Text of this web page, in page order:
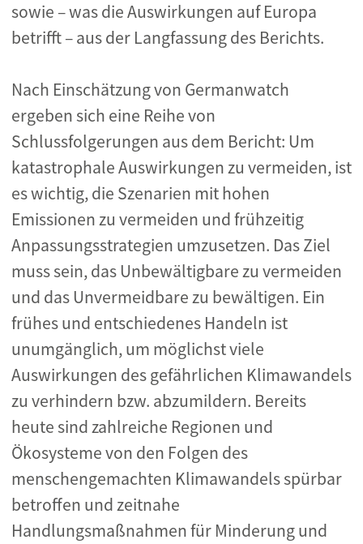
sowie – was die Auswirkungen auf Europa
betrifft – aus der Langfassung des Berichts.
Nach Einschätzung von Germanwatch
ergeben sich eine Reihe von
Schlussfolgerungen aus dem Bericht: Um
katastrophale Auswirkungen zu vermeiden, ist
es wichtig, die Szenarien mit hohen
Emissionen zu vermeiden und frühzeitig
Anpassungsstrategien umzusetzen. Das Ziel
muss sein, das Unbewältigbare zu vermeiden
und das Unvermeidbare zu bewältigen. Ein
frühes und entschiedenes Handeln ist
unumgänglich, um möglichst viele
Auswirkungen des gefährlichen Klimawandels
zu verhindern bzw. abzumildern. Bereits
heute sind zahlreiche Regionen und
Ökosysteme von den Folgen des
menschengemachten Klimawandels spürbar
betroffen und zeitnahe
Handlungsmaßnahmen für Minderung und